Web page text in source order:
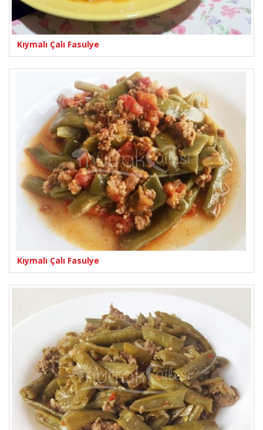
Kıymalı Çalı Fasulye
Kıymalı Çalı Fasulye